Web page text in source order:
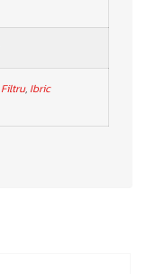
Filtru, Ibric